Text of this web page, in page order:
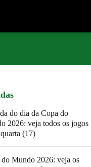
do dia da Copa do
2026: veja todos os jogos
(17)
do Mundo 2026: veja os